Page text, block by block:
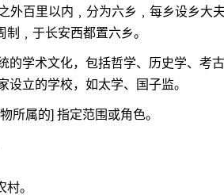
外百里以内﹐分为六乡﹐每乡设乡大
制﹐于长安西都置六乡。
的学术文化，包括哲学、历史学、考
立的学校，如太学、国子监。
所属的] 指定范围或角色。
。